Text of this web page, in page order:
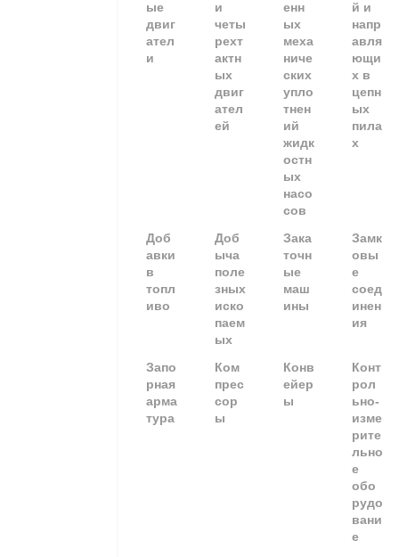
ые
двиг
ател
и
и
четы
рехт
актн
ых
двиг
ател
ей
енн
ых
меха
ниче
ских
упло
тнен
ий
жидк
остн
ых
насо
сов
й и
напр
авля
ющи
х в
цепн
ых
пила
х
Доб
авки
в
топл
иво
Доб
ыча
поле
зных
иско
паем
ых
Зака
точн
ые
маш
ины
Замк
овы
е
соед
инен
ия
Запо
рная
арма
тура
Ком
прес
сор
ы
Конв
ейер
ы
Конт
рол
ьно-
изме
рите
льно
е
обо
рудо
вани
е